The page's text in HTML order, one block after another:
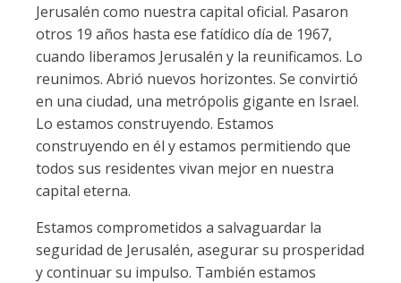
Jerusalén como nuestra capital oficial. Pasaron
otros 19 años hasta ese fatídico día de 1967,
cuando liberamos Jerusalén y la reunificamos. Lo
reunimos. Abrió nuevos horizontes. Se convirtió
en una ciudad, una metrópolis gigante en Israel.
Lo estamos construyendo. Estamos
construyendo en él y estamos permitiendo que
todos sus residentes vivan mejor en nuestra
capital eterna.
Estamos comprometidos a salvaguardar la
seguridad de Jerusalén, asegurar su prosperidad
y continuar su impulso. También estamos